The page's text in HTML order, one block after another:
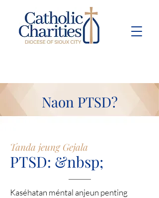
Naon PTSD?
Tanda jeung Gejala
PTSD: &nbsp;
Kaséhatan méntal anjeun penting